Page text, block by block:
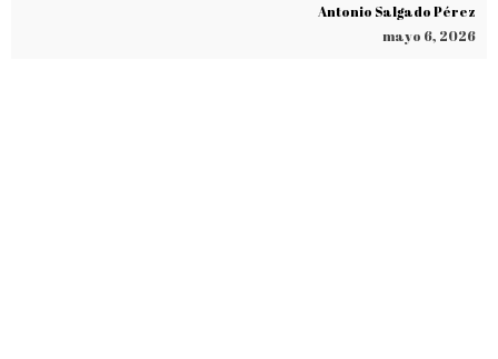
Antonio Salgado Pérez
mayo 6, 2026